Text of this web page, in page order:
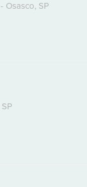
- Osasco, SP
SP